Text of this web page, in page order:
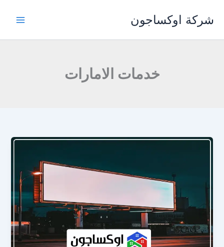
المحتوى
شركة اوكساجون
خدمات الامارات